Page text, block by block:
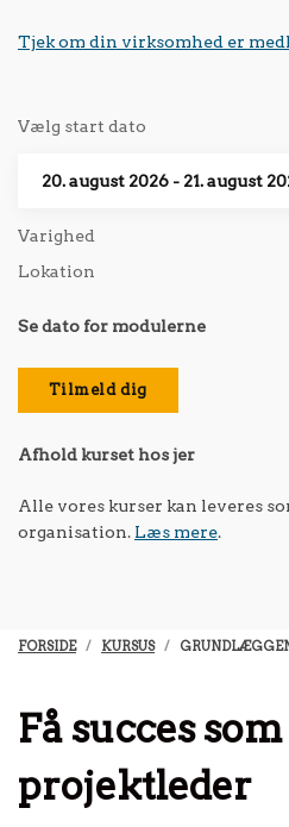
Tjek om din virksomhed er
Vælg start dato
20. august 2026 - 21. august
Varighed
Lokation
Se dato for modulerne
Tilmeld dig
Afhold kurset hos jer
Alle vores kurser kan leveres
organisation. Læs mere.
FORSIDE KURSUS
Få succes som
projektleder